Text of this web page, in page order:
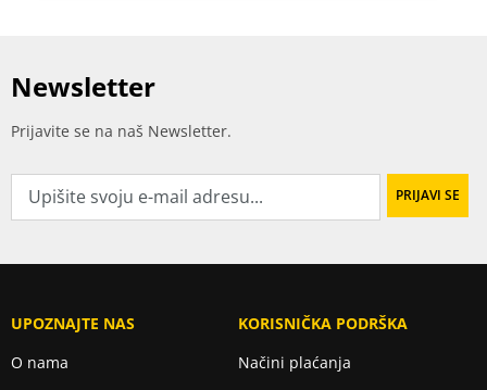
Newsletter
Prijavite se na naš Newsletter.
UPOZNAJTE NAS
O nama
KORISNIČKA PODRŠKA
Načini plaćanja